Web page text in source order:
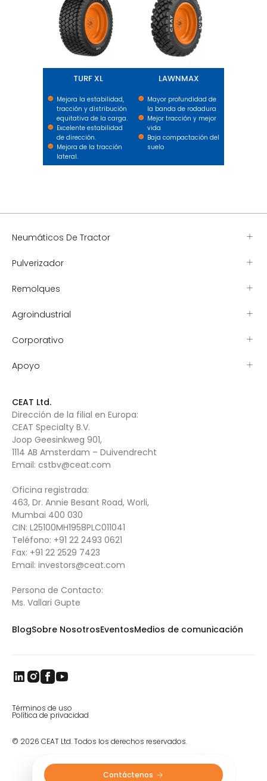
Contáctenos
TURF XL
Mejora la estabilidad,
tracción y distribución
equitativa de la carga.
Excelente estabilidad
de dirección.
Mejora de la tracción
lateral.
LAWNMAX
Mayor profundidad de
la banda de rodadura
Mejor tracción y mejor
vida
Baja compactación del
suelo
Neumáticos De Tractor
Pulverizador
Remolques
Agroindustrial
Corporativo
Apoyo
CEAT Ltd.
Dirección de la filial en Europa:
CEAT Specialty B.V.
Joop Geesinkweg 901,
1114 AB Amsterdam – Duivendrecht
Email: cstbv@ceat.com
Oficina registrada:
463, Dr. Annie Besant Road, Worli,
Mumbai 400 030
CIN: L25100MH1958PLC011041
Teléfono: +91 22 2493 0621
Fax: +91 22 2529 7423
Email: investors@ceat.com
Persona de Contacto:
Ms. Vallari Gupte
BlogSobre NosotrosEventosMedios de comunicación
© 2026 CEAT Ltd. Todos los derechos reservados.
Términos de uso
Política de privacidad